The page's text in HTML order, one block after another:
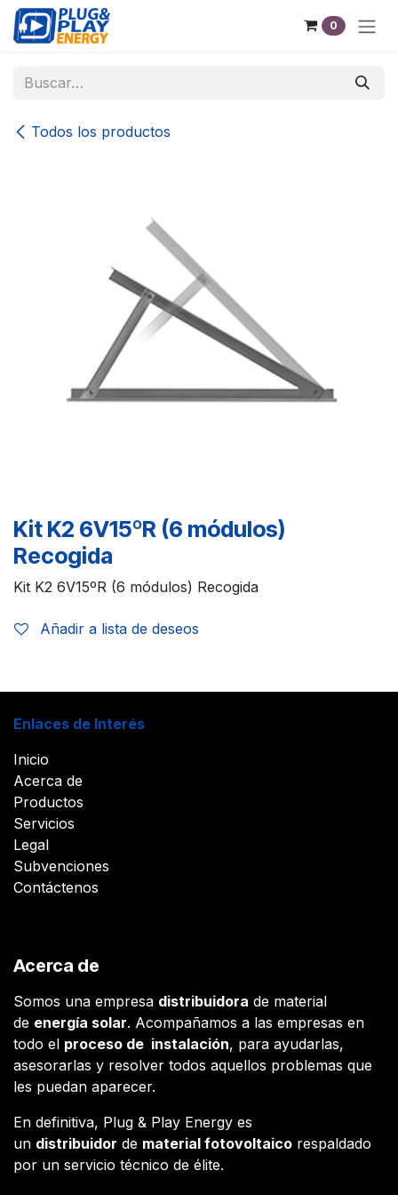
Ir al contenido
0
Todos los productos
Kit K2 6V15ºR (6 módulos)
Recogida
Kit K2 6V15ºR (6 módulos) Recogida
Añadir a lista de deseos
Enlaces de Interés
Inicio
Acerca de
Productos
Servicios
Legal
Subvenciones
Contáctenos
Acerca de
Somos una empresa distribuidora de material
de energía solar. Acompañamos a las empresas en
todo el proceso de instalación, para ayudarlas,
asesorarlas y resolver todos aquellos problemas que
les puedan aparecer.
En definitiva, Plug & Play Energy es
un distribuidor de material fotovoltaico respaldado
por un servicio técnico de élite.